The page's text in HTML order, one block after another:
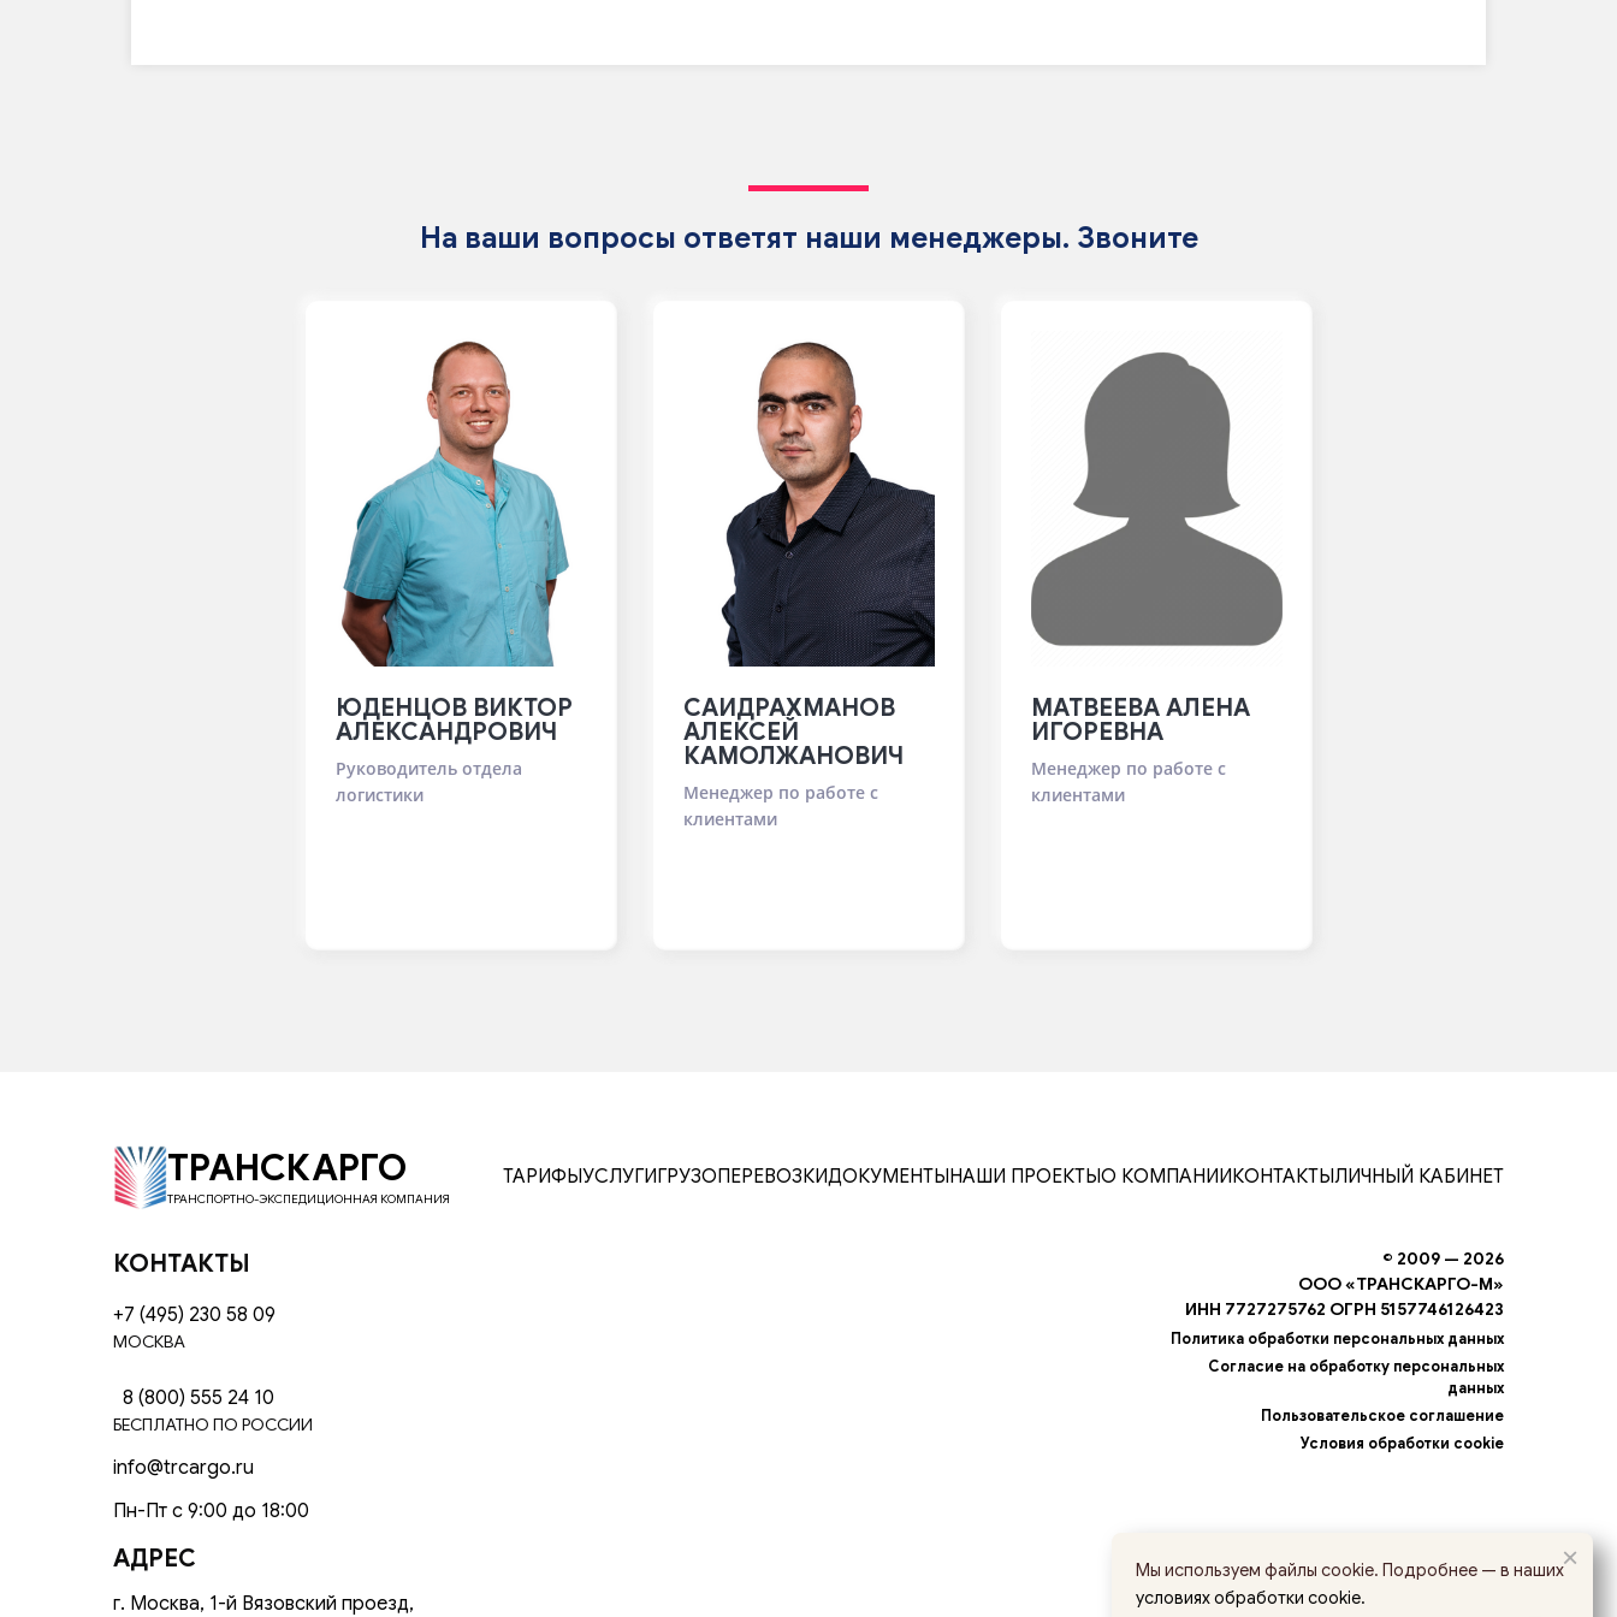
На ваши вопросы ответят наши менеджеры. Звоните
ЮДЕНЦОВ ВИКТОР
АЛЕКСАНДРОВИЧ
Руководитель отдела
логистики
САИДРАХМАНОВ
АЛЕКСЕЙ
КАМОЛЖАНОВИЧ
Менеджер по работе с
клиентами
МАТВЕЕВА АЛЕНА
ИГОРЕВНА
Менеджер по работе с
клиентами
ТРАНСКАРГО
ТРАНСПОРТНО-ЭКСПЕДИЦИОННАЯ КОМПАНИЯ
ТАРИФЫУСЛУГИГРУЗОПЕРЕВОЗКИДОКУМЕНТЫНАШИ ПРОЕКТЫО КОМПАНИИКОНТАКТЫЛИЧНЫЙ КАБИНЕТ
КОНТАКТЫ
+7 (495) 230 58 09
МОСКВА
8 (800) 555 24 10
БЕСПЛАТНО ПО РОССИИ
info@trcargo.ru
Пн-Пт с 9:00 до 18:00
АДРЕС
г. Москва, 1-й Вязовский проезд,
© 2009 — 2026
ООО «ТРАНСКАРГО-М»
ИНН 7727275762 ОГРН 5157746126423
Политика обработки персональных данных
Согласие на обработку персональных
данных
Пользовательское соглашение
Условия обработки cookie
Мы используем файлы cookie. Подробнее — в наших
условиях обработки cookie.
×